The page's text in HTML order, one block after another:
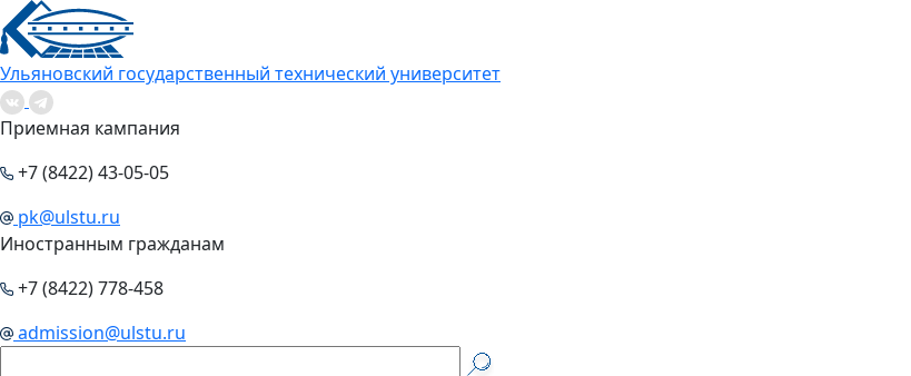
Ульяновский государственный технический университет
Приемная кампания
+7 (8422) 43-05-05
pk@ulstu.ru
Иностранным гражданам
+7 (8422) 778-458
admission@ulstu.ru